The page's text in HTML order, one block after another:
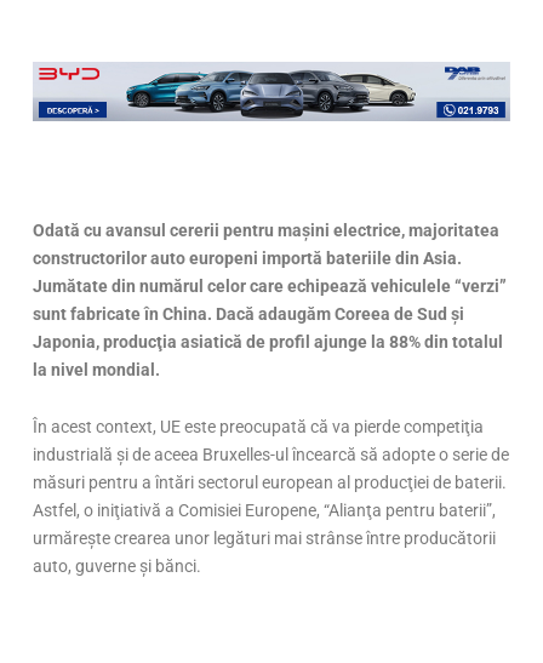
Odată cu avansul cererii pentru maşini electrice, majoritatea
constructorilor auto europeni importă bateriile din Asia.
Jumătate din numărul celor care echipează vehiculele “verzi”
sunt fabricate în China. Dacă adaugăm Coreea de Sud şi
Japonia, producţia asiatică de profil ajunge la 88% din totalul
la nivel mondial.
În acest context, UE este preocupată că va pierde competiţia
industrială şi de aceea Bruxelles-ul încearcă să adopte o serie de
măsuri pentru a întări sectorul european al producţiei de baterii.
Astfel, o iniţiativă a Comisiei Europene, “Alianţa pentru baterii”,
urmăreşte crearea unor legături mai strânse între producătorii
auto, guverne şi bănci.